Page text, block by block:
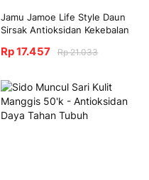
Jamu Jamoe Life Style Daun
Sirsak Antioksidan Kekebalan
Rp 17.457 Rp 21.033